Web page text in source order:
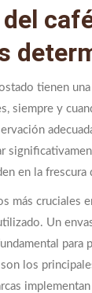
tienen
siempre y
en la frescura
más cruciales
Un
para
los